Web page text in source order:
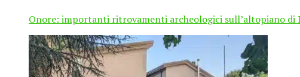
Onore: importanti ritrovamenti archeologici sull’altopiano di